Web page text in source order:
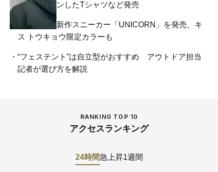
ツをデザインしたTシャツなど発売
バルマンが新作スニーカー「UNICORN」を発売、キ
ス トウキョウ限定カラーも
“フェステント”は自立型がおすすめ アウトドア担当
記者が選び方を解説
RANKING TOP 10
アクセスランキング
24時間急上昇1週間